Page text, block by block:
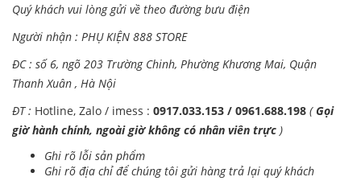
Quý khách vui lòng gửi về theo đường bưu điện
Người nhận : PHỤ KIỆN 888 STORE
ĐC : số 6, ngõ 203 Trường Chinh, Phường Khương Mai, Quận
Thanh Xuân , Hà Nội
ĐT : Hotline, Zalo / imess : 0917.033.153 / 0961.688.198 ( Gọi
giờ hành chính, ngoài giờ không có nhân viên trực )
Ghi rõ lỗi sản phẩm
Ghi rõ địa chỉ để chúng tôi gửi hàng trả lại quý khách